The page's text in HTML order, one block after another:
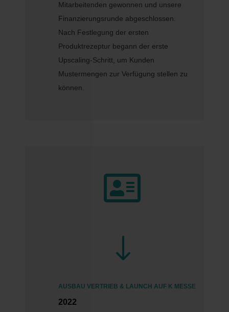
Mitarbeitenden gewonnen und unsere
Finanzierungsrunde abgeschlossen.
Nach Festlegung der ersten
Produktrezeptur begann der erste
Upscaling-Schritt, um Kunden
Mustermengen zur Verfügung stellen zu
können.

"
AUSBAU VERTRIEB & LAUNCH AUF K MESSE
2022